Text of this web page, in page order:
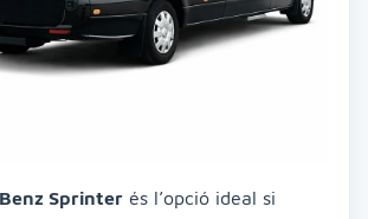
Sprinter és l’opció ideal si